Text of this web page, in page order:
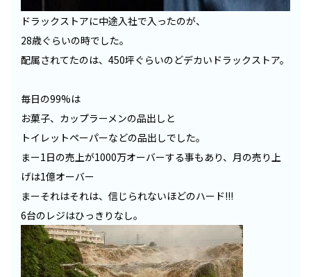
ドラックストアに中途入社で入ったのが、
28歳ぐらいの時でした。
配属されてたのは、450坪ぐらいのどデカいドラックストア。
毎日の99%は
お菓子、カップラーメンの品出しと
トイレットペーパーなどの品出しでした。
まー1日の売上が1000万オーバーする事もあり、月の売り上
げは1億オーバー
まーそれはそれは、信じられないほどのハード!!!
6台のレジはひっきりなし。